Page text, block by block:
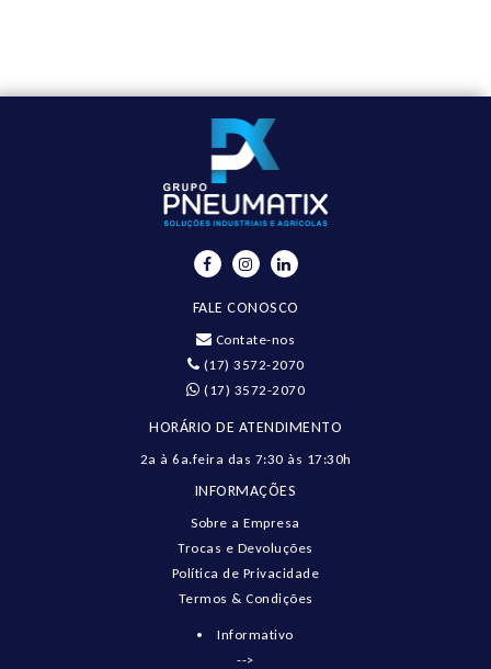
FALE CONOSCO
Contate-nos
(17) 3572-2070
(17) 3572-2070
HORÁRIO DE ATENDIMENTO
2a à 6a.feira das 7:30 às 17:30h
INFORMAÇÕES
Sobre a Empresa
Trocas e Devoluções
Política de Privacidade
Termos & Condições
Informativo
-->